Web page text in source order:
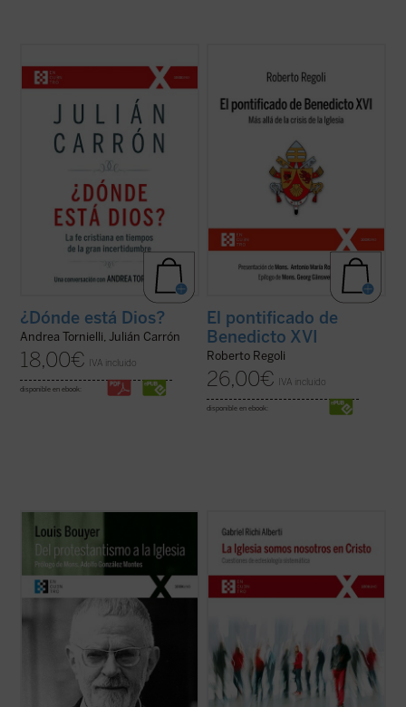
vaticanista Andrea Tornielli, Julián Carrón -
-responsable de Comunión y Liberación
y otras muchas cuestiones sobre el núcleo
(ver ficha)
¿Dónde está Dios?
Andrea Tornielli, Julián Carrón
18,00€ IVA incluido
disponible en ebook:
amplia mirada de conjunto sólidamente
Ratzinger como papa, a la vez que señala
algunas claves interpretativas que ...(ver
El pontificado de
Benedicto XVI
Roberto Regoli
26,00€ IVA incluido
disponible en ebook:
A lo largo de estas páginas, el autor expone
detalladamente, y con la cordialidad y
respeto de quien lo conoce desde dentro,
los principios teológicos del
positivas protestantes
sola gratia, soli ...
(ver ficha)
una reflexión crítica y sistemática sobre la
Iglesia, el pueblo de los fieles cristianos,
realidad visible y tangible para el hombre
ella, se puede ...